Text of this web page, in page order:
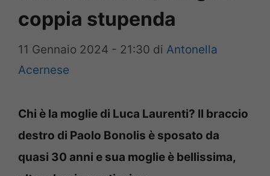
coppia stupenda
11 Gennaio 2024 - 21:30 di Antonella
Acernese
Chi è la moglie di Luca Laurenti? Il braccio
destro di Paolo Bonolis è sposato da
quasi 30 anni e sua moglie è bellissima,